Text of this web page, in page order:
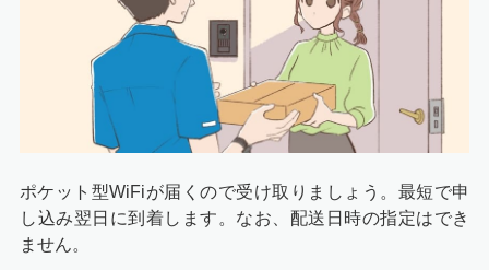
ポケット型WiFiが届くので受け取りましょう。最短で申
し込み翌日に到着します。なお、配送日時の指定はでき
ません。